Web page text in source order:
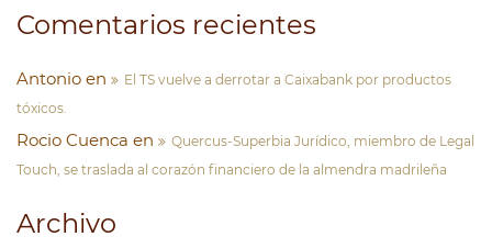
Comentarios recientes
Antonio en
El TS vuelve a derrotar a Caixabank por productos
tóxicos.
Rocio Cuenca en
Quercus-Superbia Jurídico, miembro de Legal
Touch, se traslada al corazón financiero de la almendra madrileña
Archivo